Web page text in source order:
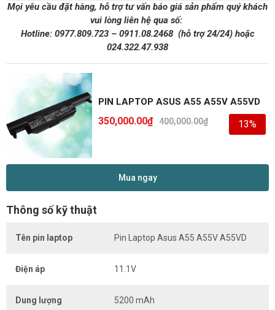
Mọi yêu cầu đặt hàng, hỗ trợ tư vấn báo giá sản phẩm quý khách
vui lòng liên hệ qua số:
Hotline: 0977.809.723– 0911.08.2468 (hỗ trợ 24/24)hoặc
024.322.47.938
PIN LAPTOP ASUS A55 A55V A55VD
400,000.00₫
350,000.00₫ 13%
Mua ngay
Thông số kỹ thuật
Tên pin laptop Pin Laptop Asus A55 A55V A55VD
Điện áp 11.1V
Dung lượng 5200 mAh